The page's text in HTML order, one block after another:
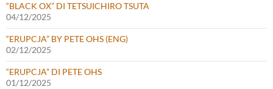
“BLACK OX” DI TETSUICHIRO TSUTA
04/12/2025
“ERUPCJA” BY PETE OHS (ENG)
02/12/2025
“ERUPCJA” DI PETE OHS
01/12/2025